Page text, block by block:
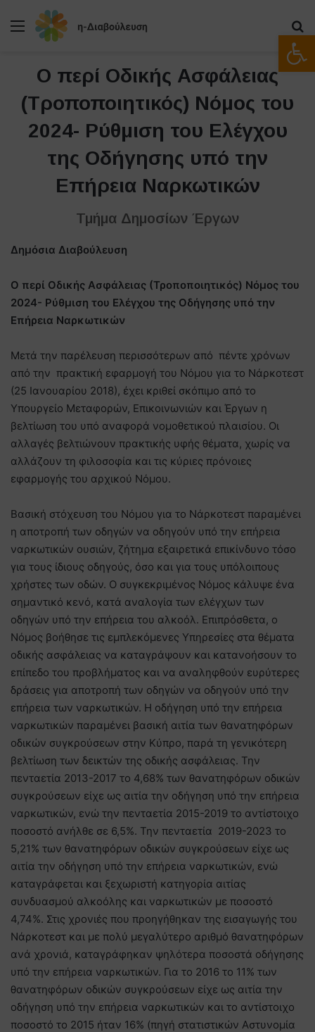
Μενού
Ο περί Οδικής Ασφάλειας
(Τροποποιητικός) Νόμος του
2024- Ρύθμιση του Ελέγχου
της Οδήγησης υπό την
Επήρεια Ναρκωτικών
Τμήμα Δημοσίων Έργων
Δημόσια Διαβούλευση
Ο περί Οδικής Ασφάλειας (Τροποποιητικός) Νόμος του
2024- Ρύθμιση του Ελέγχου της Οδήγησης υπό την
Επήρεια Ναρκωτικών
Μετά την παρέλευση περισσότερων από πέντε χρόνων
από την πρακτική εφαρμογή του Νόμου για το Νάρκοτεστ
(25 Ιανουαρίου 2018), έχει κριθεί σκόπιμο από το
Υπουργείο Μεταφορών, Επικοινωνιών και Έργων η
βελτίωση του υπό αναφορά νομοθετικού πλαισίου. Οι
αλλαγές βελτιώνουν πρακτικής υφής θέματα, χωρίς να
αλλάζουν τη φιλοσοφία και τις κύριες πρόνοιες
εφαρμογής του αρχικού Νόμου.
Βασική στόχευση του Νόμου για το Νάρκοτεστ παραμένει
η αποτροπή των οδηγών να οδηγούν υπό την επήρεια
ναρκωτικών ουσιών, ζήτημα εξαιρετικά επικίνδυνο τόσο
για τους ίδιους οδηγούς, όσο και για τους υπόλοιπους
χρήστες των οδών. Ο συγκεκριμένος Νόμος κάλυψε ένα
σημαντικό κενό, κατά αναλογία των ελέγχων των
οδηγών υπό την επήρεια του αλκοόλ. Επιπρόσθετα, ο
Νόμος βοήθησε τις εμπλεκόμενες Υπηρεσίες στα θέματα
οδικής ασφάλειας να καταγράψουν και κατανοήσουν το
επίπεδο του προβλήματος και να αναληφθούν ευρύτερες
δράσεις για αποτροπή των οδηγών να οδηγούν υπό την
επήρεια των ναρκωτικών. H οδήγηση υπό την επήρεια
ναρκωτικών παραμένει βασική αιτία των θανατηφόρων
οδικών συγκρούσεων στην Κύπρο, παρά τη γενικότερη
βελτίωση των δεικτών της οδικής ασφάλειας. Την
πενταετία 2013-2017 το 4,68% των θανατηφόρων οδικών
συγκρούσεων είχε ως αιτία την οδήγηση υπό την επήρεια
ναρκωτικών, ενώ την πενταετία 2015-2019 το αντίστοιχο
ποσοστό ανήλθε σε 6,5%. Την πενταετία 2019-2023 το
5,21% των θανατηφόρων οδικών συγκρούσεων είχε ως
αιτία την οδήγηση υπό την επήρεια ναρκωτικών, ενώ
καταγράφεται και ξεχωριστή κατηγορία αιτίας
συνδυασμού αλκοόλης και ναρκωτικών με ποσοστό
4,74%. Στις χρονιές που προηγήθηκαν της εισαγωγής του
Νάρκοτεστ και με πολύ μεγαλύτερο αριθμό θανατηφόρων
ανά χρονιά, καταγράφηκαν ψηλότερα ποσοστά οδήγησης
υπό την επήρεια ναρκωτικών. Για το 2016 το 11% των
θανατηφόρων οδικών συγκρούσεων είχε ως αιτία την
οδήγηση υπό την επήρεια ναρκωτικών και το αντίστοιχο
ποσοστό το 2015 ήταν 16% (πηγή στατιστικών Αστυνομία